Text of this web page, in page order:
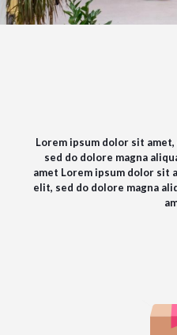
Lorem ipsum dolor sit
sed do dolore magna
amet Lorem ipsum dolor sit
elit, sed do dolore magna